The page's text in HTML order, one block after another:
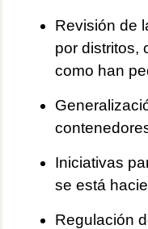
Revisión de
por distritos,
como han
Iniciativas
se está
Regulación